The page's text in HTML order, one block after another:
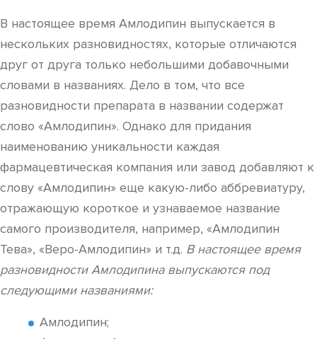
В настоящее время Амлодипин выпускается в
нескольких разновидностях, которые отличаются
друг от друга только небольшими добавочными
словами в названиях. Дело в том, что все
разновидности препарата в названии содержат
слово «Амлодипин». Однако для придания
наименованию уникальности каждая
фармацевтическая компания или завод добавляют к
слову «Амлодипин» еще какую-либо аббревиатуру,
отражающую короткое и узнаваемое название
самого производителя, например, «Амлодипин
Тева», «Веро-Амлодипин» и т.д. В настоящее время
разновидности Амлодипина выпускаются под
следующими названиями:
Амлодипин;